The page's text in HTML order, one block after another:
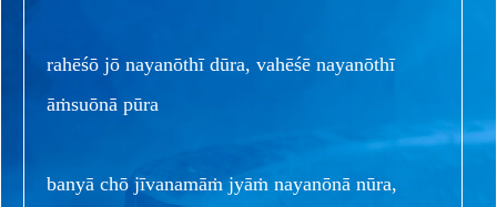
rahēśō jō nayanōthī dūra, vahēśē nayanōthī
āṁsuōnā pūra
banyā chō jīvanamāṁ jyāṁ nayanōnā nūra,